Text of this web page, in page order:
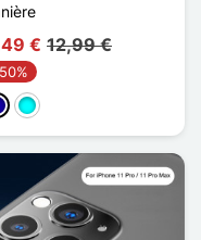
€ 12,99 €
Cyan